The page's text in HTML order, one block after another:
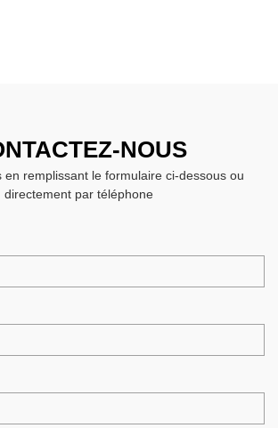
NOUS
en remplissant le formulaire ci-dessous ou
directement par téléphone